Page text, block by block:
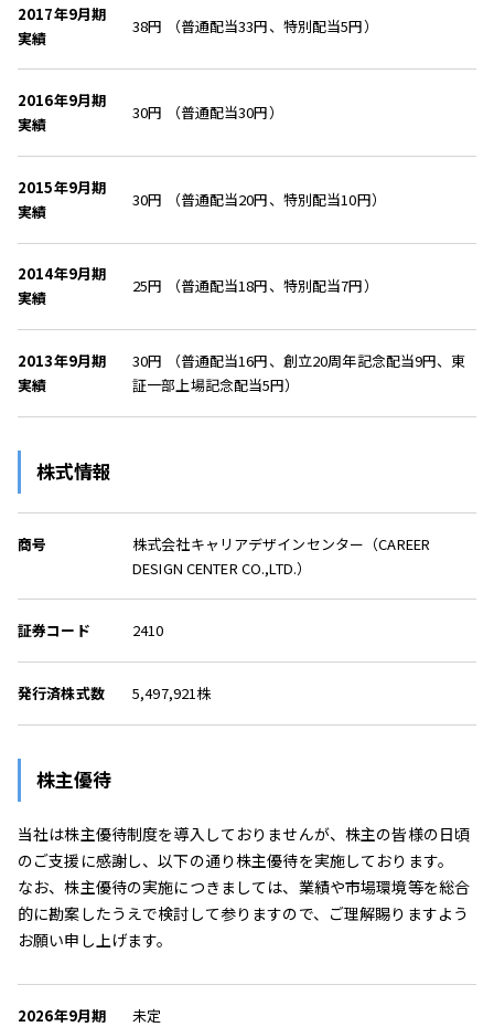
2017年9月期
実績
38円 （普通配当33円、特別配当5円）
2016年9月期
実績
30円 （普通配当30円）
2015年9月期
実績
30円 （普通配当20円、特別配当10円）
2014年9月期
実績
25円 （普通配当18円、特別配当7円）
2013年9月期
実績
30円 （普通配当16円、創立20周年記念配当9円、東
証一部上場記念配当5円）
株式情報
商号
株式会社キャリアデザインセンター（CAREER
DESIGN CENTER CO.,LTD.）
証券コード 2410
発行済株式数 5,497,921株
株主優待
当社は株主優待制度を導入しておりませんが、株主の皆様の日頃
のご支援に感謝し、以下の通り株主優待を実施しております。
なお、株主優待の実施につきましては、業績や市場環境等を総合
的に勘案したうえで検討して参りますので、ご理解賜りますよう
お願い申し上げます。
2026年9月期 未定